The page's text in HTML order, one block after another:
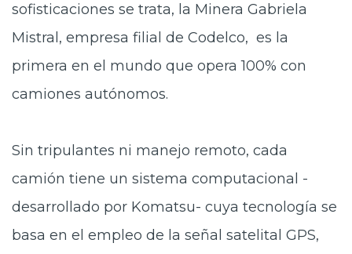
sofisticaciones se trata, la Minera Gabriela
Mistral, empresa filial de Codelco, es la
primera en el mundo que opera 100% con
camiones autónomos.
Sin tripulantes ni manejo remoto, cada
camión tiene un sistema computacional -
desarrollado por Komatsu- cuya tecnología se
basa en el empleo de la señal satelital GPS,